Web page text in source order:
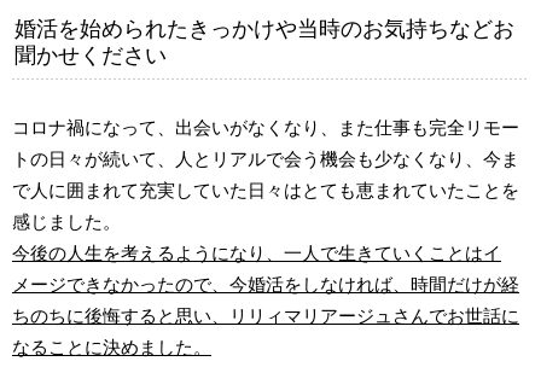
婚活を始められたきっかけや当時のお気持ちなどお
聞かせください
コロナ禍になって、出会いがなくなり、また仕事も完全リモー
トの日々が続いて、人とリアルで会う機会も少なくなり、今ま
で人に囲まれて充実していた日々はとても恵まれていたことを
感じました。
今後の人生を考えるようになり、一人で生きていくことはイ
メージできなかったので、今婚活をしなければ、時間だけが経
ちのちに後悔すると思い、リリィマリアージュさんでお世話に
なることに決めました。